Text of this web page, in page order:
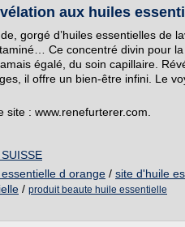
aux huiles
gorgé d’huiles essentielles de
Ce concentré divin pour
égalé, du soin capillaire.
il offre un bien-être infini. Le
site : www.renefurterer.com.
d orange / site d'huile
/ produit beaute huile essentielle